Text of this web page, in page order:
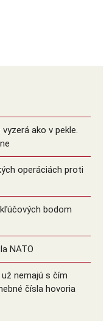
ako v pekle.
operáciách proti
bodom
NATO
už nemajú s čím
čísla hovoria